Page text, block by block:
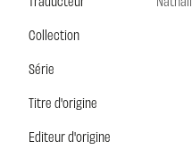
Collection
Série
Titre d'origine
Editeur d'origine